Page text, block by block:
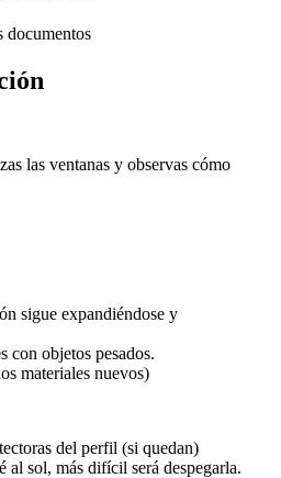
documentos
las ventanas y observas cómo
sigue expandiéndose y
con objetos pesados.
materiales nuevos)
del perfil (si quedan)
al sol, más difícil será despegarla.